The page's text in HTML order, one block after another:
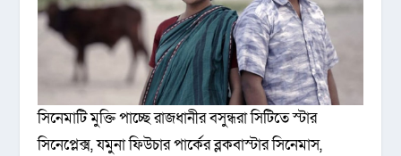
সিনেমাটি মুক্তি পাচ্ছে রাজধানীর বসুন্ধরা সিটিতে স্টার
সিনেপ্লেক্স, যমুনা ফিউচার পার্কের ব্লকবাস্টার সিনেমাস,